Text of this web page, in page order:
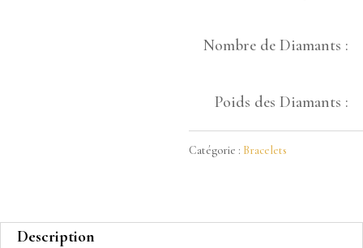
Nombre de Diamants :
Poids des Diamants :
Catégorie : Bracelets
Description